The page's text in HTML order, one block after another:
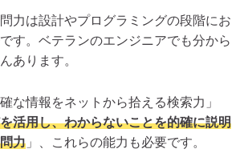
力は設計やプログラミングの段階にお
す。ベテランのエンジニアでも分から
あります。
な情報をネットから拾える検索力」
活用し、わからないことを的確に説明
力 」、これらの能力も必要です。